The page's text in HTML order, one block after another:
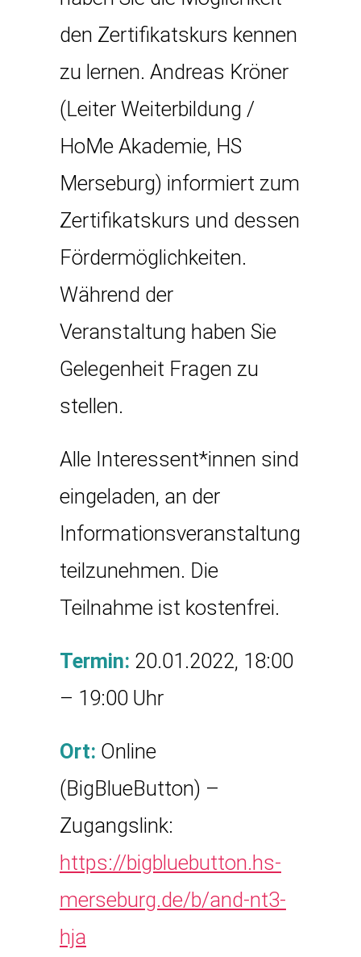
den Zertifikatskurs kennen
zu lernen. Andreas Kröner
(Leiter Weiterbildung /
HoMe Akademie, HS
Merseburg) informiert zum
Zertifikatskurs und dessen
Fördermöglichkeiten.
Während der
Veranstaltung haben Sie
Gelegenheit Fragen zu
stellen.
Alle Interessent*innen sind
eingeladen, an der
Informationsveranstaltung
teilzunehmen. Die
Teilnahme ist kostenfrei.
Termin: 20.01.2022, 18:00
– 19:00 Uhr
Ort: Online
(BigBlueButton) –
Zugangslink:
https://bigbluebutton.hs-
merseburg.de/b/and-nt3-
hja